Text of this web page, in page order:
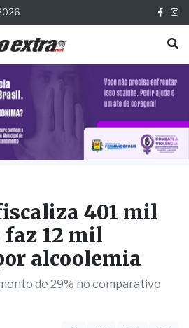
401 mil
12 mil
alcoolemia
de 29% no comparativo